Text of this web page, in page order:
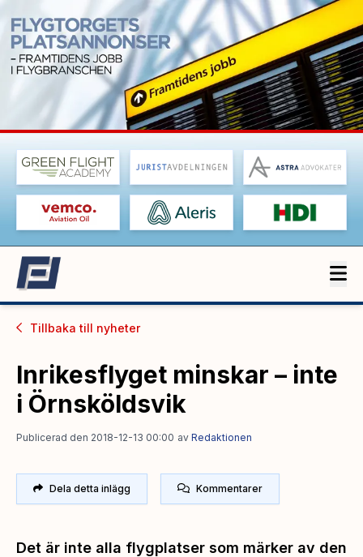
Tillbaka till nyheter
Inrikesflyget minskar – inte
i Örnsköldsvik
Publicerad den 2018-12-13 00:00 av Redaktionen
Dela detta inlägg Kommentarer
Det är inte alla flygplatser som märker av den